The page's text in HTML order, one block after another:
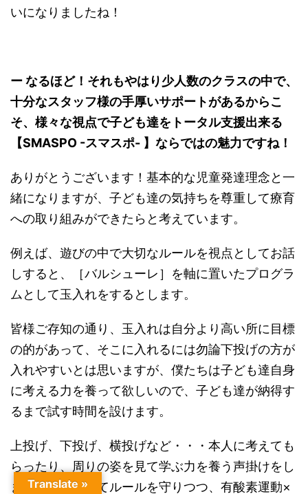
いになりましたね！
ー なるほど！それもやはり少人数のクラスの中で、
十分なスタッフ様の手厚いサポートがあるからこ
そ、様々な視点で子ども達をトータル支援出来る
【SMASPO -スマスポ- 】ならではの魅力ですね！
ありがとうございます！基本的な児童発達理念と一
緒になりますが、子ども達の気持ちを尊重して療育
への取り組みができたらと考えています。
例えば、遊びの中で大切なルールを視点としてお話
しすると、
［バルシューレ］を軸に置いたプログラ
ムとして玉入れをするとします。
皆様ご存知の通り、 玉入れは自分より高い所に目標
の的があって、そこに入れるには勿論下投げの方が
入れやすいとは思いますが、僕たちは子ども達自身
に考える力を養って欲しいので、子ども達が納得す
るまで試す時間を設けます。
上投げ、下投げ、横投げなど・・・本人に考えても
らったり、周りの姿を見て学ぶ力を養う声掛けをし
ます。そうやってルールを守りつつ、 有酸素運動×
Translate »